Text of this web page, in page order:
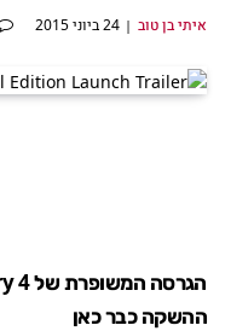
איתי בן טוב 24 ביוני 2015
ההשקה כבר כאן